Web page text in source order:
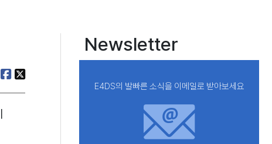
Newsletter
E4DS의 발빠른 소식을 이메일로 받아보세요